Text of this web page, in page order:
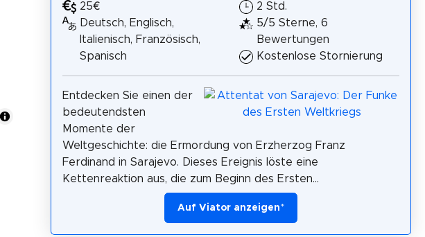
25€
Deutsch, Englisch,
Italienisch, Französisch,
Spanisch
2 Std.
5/5 Sterne, 6
Bewertungen
Kostenlose Stornierung
Entdecken Sie einen der
bedeutendsten
Momente der
Weltgeschichte: die Ermordung von Erzherzog Franz
Ferdinand in Sarajevo. Dieses Ereignis löste eine
Kettenreaktion aus, die zum Beginn des Ersten...
Auf Viator anzeigen*